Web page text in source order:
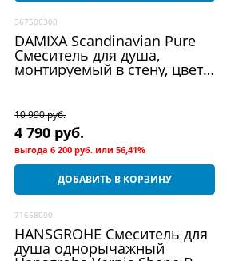
367500300
DAMIXA Scandinavian Pure
Смеситель для душа,
монтируемый в стену, цвет
10 990 руб.
4 790 руб.
выгода6 200 руб. или56,41%
ДОБАВИТЬ В КОРЗИНУ
71658000
HANSGROHE Смеситель для
душа однорычажный